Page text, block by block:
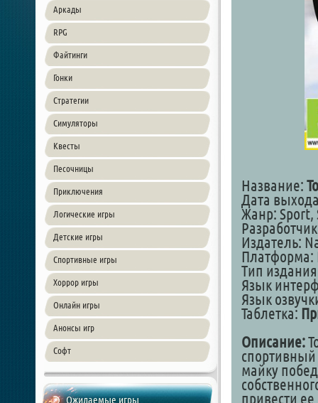
Аркады
RPG
Файтинги
Гонки
Стратегии
Симуляторы
Квесты
Песочницы
Приключения
Логические игры
Детские игры
Спортивные игры
Хоррор игры
Онлайн игры
Анонсы игр
Софт
Ожидаемые игры
Название:
Дата
Жанр: Sport,
Издатель:
Платформа:
Тип
Язык
Язык
Таблетка:
Описание:
спортивный
майку
привести